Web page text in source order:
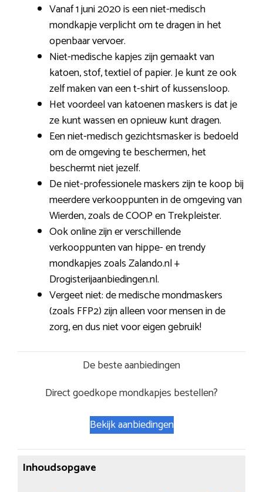
Vanaf 1 juni 2020 is een niet-medisch
mondkapje verplicht om te dragen in het
openbaar vervoer.
Niet-medische kapjes zijn gemaakt van
katoen, stof, textiel of papier. Je kunt ze ook
zelf maken van een t-shirt of kussensloop.
Het voordeel van katoenen maskers is dat je
ze kunt wassen en opnieuw kunt dragen.
Een niet-medisch gezichtsmasker is bedoeld
om de omgeving te beschermen, het
beschermt niet jezelf.
De niet-professionele maskers zijn te koop bij
meerdere verkooppunten in de omgeving van
Wierden, zoals de COOP en Trekpleister.
Ook online zijn er verschillende
verkooppunten van hippe- en trendy
mondkapjes zoals Zalando.nl +
Drogisterijaanbiedingen.nl.
Vergeet niet: de medische mondmaskers
(zoals FFP2) zijn alleen voor mensen in de
zorg, en dus niet voor eigen gebruik!
De beste aanbiedingen
Direct goedkope mondkapjes bestellen?
Bekijk aanbiedingen
Inhoudsopgave